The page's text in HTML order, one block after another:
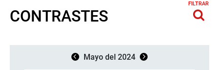
CONTRASTES
FILTRAR
Mayo del 2024